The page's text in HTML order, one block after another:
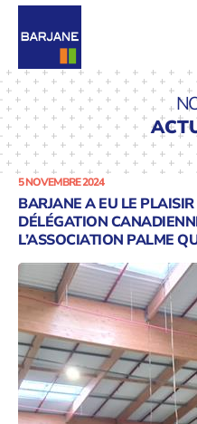
5 NOVEMBRE 2024
BARJANE A EU LE
DÉLÉGATION
L’ASSOCIATION PALME